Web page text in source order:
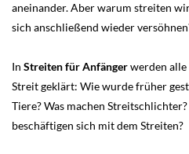
aneinander. Aber warum streiten
sich anschließend wieder
In Streiten für Anfängerwerden alle
Streit geklärt: Wie wurde früher
Tiere? Was machen
beschäftigen sich mit dem Streiten?